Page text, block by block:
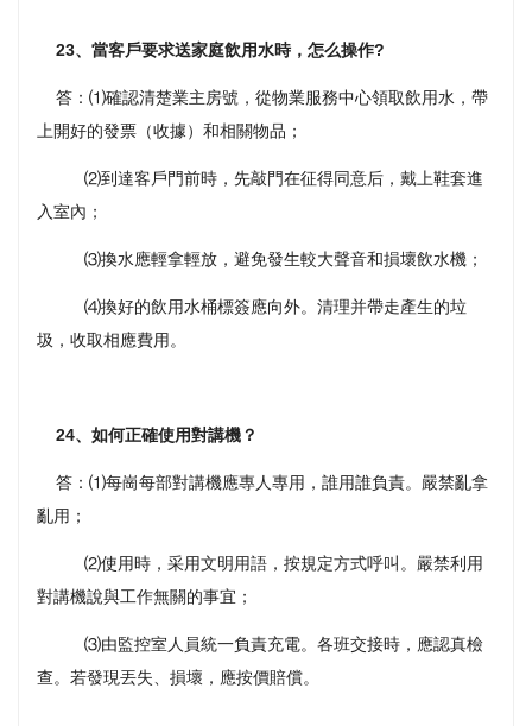
23、當客戶要求送家庭飲用水時，怎么操作?
答：⑴確認清楚業主房號，從物業服務中心領取飲用水，帶
上開好的發票（收據）和相關物品；
⑵到達客戶門前時，先敲門在征得同意后，戴上鞋套進
入室內；
⑶換水應輕拿輕放，避免發生較大聲音和損壞飲水機；
⑷換好的飲用水桶標簽應向外。清理并帶走產生的垃
圾，收取相應費用。
24、如何正確使用對講機？
答：⑴每崗每部對講機應專人專用，誰用誰負責。嚴禁亂拿
亂用；
⑵使用時，采用文明用語，按規定方式呼叫。嚴禁利用
對講機說與工作無關的事宜；
⑶由監控室人員統一負責充電。各班交接時，應認真檢
查。若發現丟失、損壞，應按價賠償。